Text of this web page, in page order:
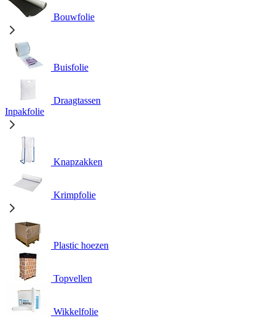
Bouwfolie
Buisfolie
Draagtassen
Inpakfolie
Knapzakken
Krimpfolie
Plastic hoezen
Topvellen
Wikkelfolie